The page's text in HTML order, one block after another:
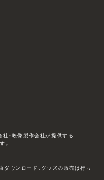
・映像製作会社が提供する
。
ダウンロード、グッズの販売は行っ